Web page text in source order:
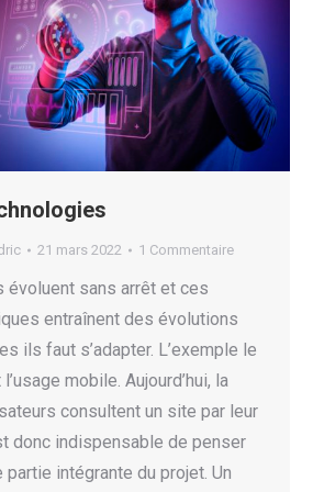
21 mars 2022 1 Commentaire
évoluent sans arrêt et ces
entraînent des évolutions
ils faut s’adapter. L’exemple le
mobile. Aujourd’hui, la
consultent un site par leur
donc indispensable de penser
partie intégrante du projet. Un